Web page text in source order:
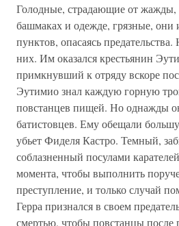
Голодные, страдающие от жажды,
башмаках и одежде, грязные, они
пунктов, опасаясь
них. Им оказался крестьянин
примкнувший к отряду вскоре
Эутимио знал каждую горную
повстанцев пищей. Но однажды
батистовцев. Ему обещали
убьет Фиделя Кастро. Темный,
соблазненный посулами
момента, чтобы выполнить
преступление, и только случай
Герра признался в своем
смертью, чтобы повстанцы после